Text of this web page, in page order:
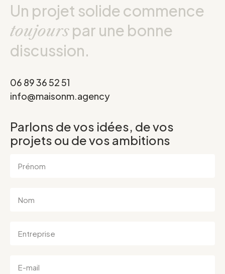
Un projet solide commence
toujourspar une bonne
discussion.
06 89 36 52 51
info@maisonm.agency
Parlons de vos idées, de vos
projets ou de vos ambitions